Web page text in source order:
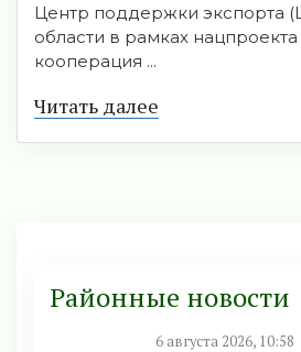
Центр поддержки экспорта
области в рамках
кооперация ...
Читать далее
Районные новости
6 августа 2026, 10:58